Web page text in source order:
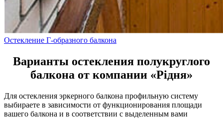
Остекление Г-образного балкона
Варианты остекления полукруглого
балкона от компании «Рідня»
Для остекления эркерного балкона профильную систему
выбираете в зависимости от функционирования площади
вашего балкона и в соответствии с выделенным вами